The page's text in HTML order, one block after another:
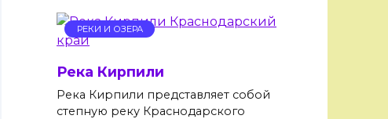
РЕКИ И ОЗЕРА
Река Кирпили
Река Кирпили представляет собой
степную реку Краснодарского